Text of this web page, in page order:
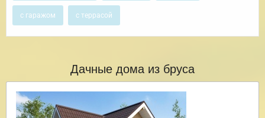
с гаражом с террасой
Дачные дома из бруса